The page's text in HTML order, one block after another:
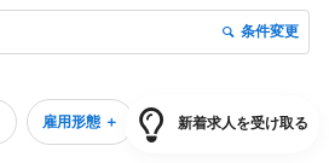
条件変更
雇用形態 ＋ 新着求人を受け取る